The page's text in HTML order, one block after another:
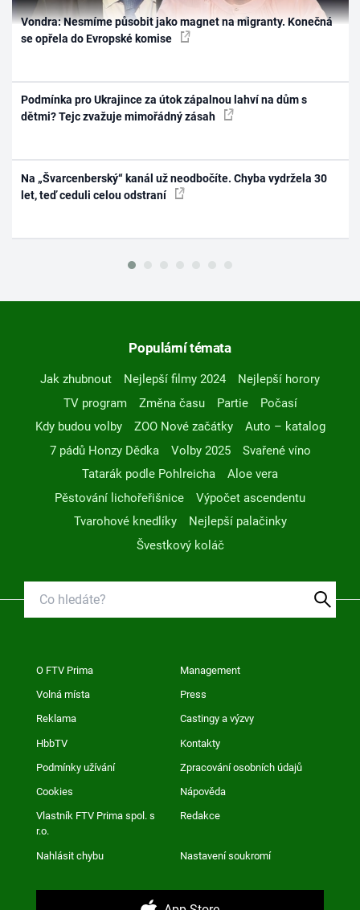
Vondra: Nesmíme působit jako magnet na migranty. Konečná
se opřela do Evropské komise
Podmínka pro Ukrajince za útok zápalnou lahví na dům s
dětmi? Tejc zvažuje mimořádný zásah
Na „Švarcenberský“ kanál už neodbočíte. Chyba vydržela 30
let, teď ceduli celou odstraní
Populární témata
Jak zhubnout Nejlepší filmy 2024
Nejlepší horory
TV program
Změna času Partie
Počasí
Kdy budou volby
ZOO Nové začátky
Auto – katalog
7 pádů Honzy Dědka
Volby 2025
Svařené víno
Tatarák podle Pohlreicha
Aloe vera
Pěstování lichořeřišnice
Výpočet ascendentu
Tvarohové knedlíky
Nejlepší palačinky
Švestkový koláč
O FTV Prima Management
Volná místa Press
Reklama Castingy a výzvy
HbbTV Kontakty
Podmínky užívání Zpracování osobních údajů
Cookies Nápověda
Vlastník FTV Prima spol. s
r.o.
Redakce
Nahlásit chybu Nastavení soukromí